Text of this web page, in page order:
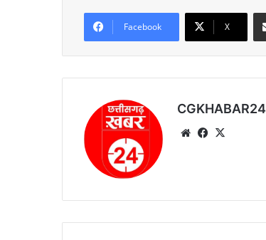
Facebook X
CGKHABAR24
We Fa